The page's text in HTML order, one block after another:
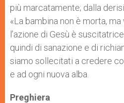
più marcatamente; dalla
«La bambina non è morta,
l’azione di Gesù è
quindi di sanazione e di
siamo sollecitati a credere
e ad ogni nuova alba.
Preghiera